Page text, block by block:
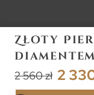
Złoty
2 560 zł 2
© 2024